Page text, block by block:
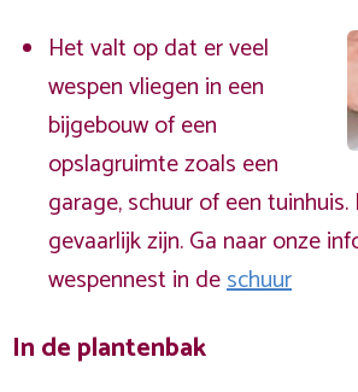
Het valt op dat er veel
wespen vliegen in een
bijgebouw of een
opslagruimte zoals een
garage, schuur of een
gevaarlijk zijn. Ga naar onze
wespennest in deschuur
In de plantenbak